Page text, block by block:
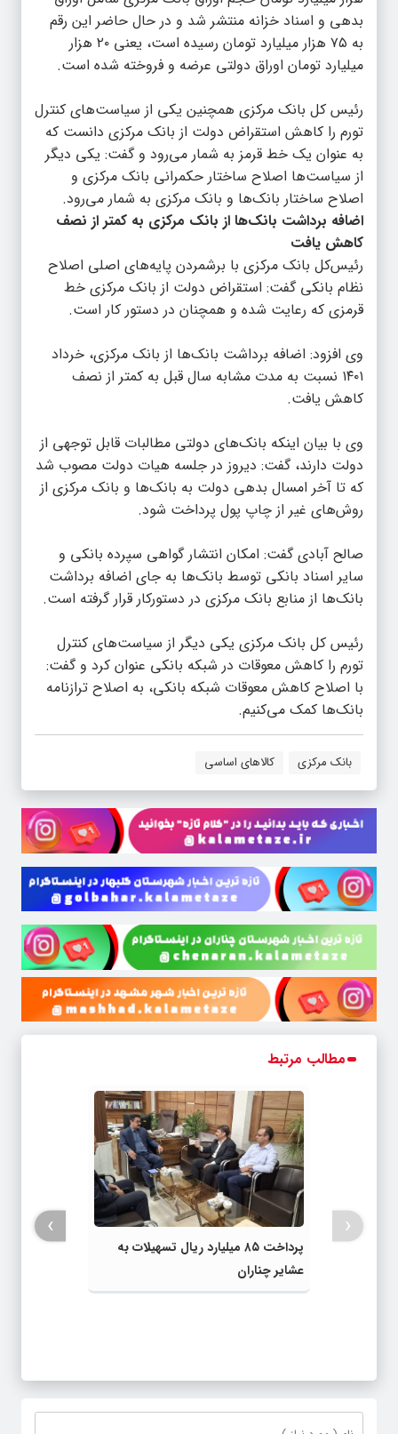
بدهی و اسناد خزانه منتشر شد و در حال حاضر این رقم
به ۷۵ هزار میلیارد تومان رسیده است، یعنی ۲۰ هزار
میلیارد تومان اوراق دولتی عرضه و فروخته شده است.
رئیس کل بانک مرکزی همچنین یکی از سیاست‌های کنترل
تورم را کاهش استقراض دولت از بانک مرکزی دانست که
به عنوان یک خط قرمز به شمار می‌رود و گفت: یکی دیگر
از سیاست‌ها اصلاح ساختار حکمرانی بانک مرکزی و
اصلاح ساختار بانک‌ها و بانک مرکزی به شمار می‌رود.
اضافه برداشت بانک‌ها از بانک مرکزی به کمتر از نصف
کاهش یافت
‌رئیس‌کل‌ بانک مرکزی با برشمردن پایه‌های اصلی اصلاح
نظام بانکی گفت: استقراض دولت از بانک مرکزی‌ خط
قرمزی که رعایت شده و همچنان در دستور کار است.
وی افزود: اضافه برداشت بانک‌ها از بانک مرکزی، خرداد
۱۴۰۱ نسبت به مدت مشابه سال قبل به کمتر از نصف
کاهش یافت.
وی با بیان اینکه بانک‌های دولتی مطالبات قابل توجهی از
دولت دارند، گفت: دیروز در جلسه هیات دولت مصوب شد
که تا آخر امسال بدهی دولت به بانک‌ها و بانک مرکزی از
روش‌های غیر از چاپ پول پرداخت شود.
صالح آبادی گفت: امکان انتشار گواهی سپرده بانکی و
سایر اسناد بانکی توسط بانک‌ها به جای اضافه برداشت
بانک‌ها از منابع بانک مرکزی در دستورکار قرار گرفته است.
رئیس کل بانک مرکزی یکی دیگر از سیاست‌های کنترل
تورم را کاهش معوقات در شبکه بانکی عنوان کرد و گفت:
با اصلاح کاهش معوقات شبکه بانکی، به اصلاح ترازنامه
بانک‌ها کمک می‌کنیم.
بانک مرکزی کالاهای اساسی
مطالب مرتبط
پرداخت ۸۵ میلیارد ریال تسهیلات به
عشایر چناران
‹
›